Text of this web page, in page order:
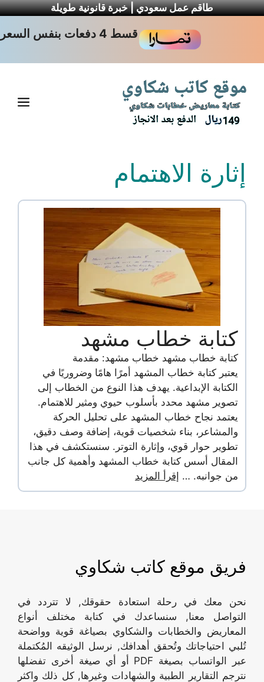
طاقم عمل سعودي | خبرة قانونية طويلة
قسط 4 دفعات بنفس السعر
إثارة الاهتمام
كتابة خطاب مشهد
كتابة خطاب مشهد خطاب مشهد: مقدمة
يعتبر كتابة خطاب المشهد أمرًا هامًا وضروريًا في
الكتابة الإبداعية. يهدف هذا النوع من الخطاب إلى
تصوير مشهد محدد بأسلوب حيوي ومثير للاهتمام.
يعتمد نجاح خطاب المشهد على تحليل الحركة
والمشاعر، بناء شخصيات قوية، إضافة وصف دقيق،
تطوير حوار قوي، وإثارة التوتر. سنستكشف في هذا
المقال أسس كتابة خطاب المشهد وأهمية كل جانب
من جوانبه. … إقرأ المزيد
فريق موقع كاتب شكاوي
نحن معك في رحلة استعادة حقوقك, لا تتردد في
التواصل معنا, سنساعدك في كتابة مختلف أنواع
المعاريض والخطابات والشكاوي بصياغة قوية وواضحة
تُلبي احتياجاتك وتُحقق أهدافك, نرسل الوثيقه المُكتملة
عبر الواتساب بصيغة PDF أو أي صيغة أخرى تفضلها
نترجم التقارير الطبية والشهادات وغيرها, كل ذلك واكثر